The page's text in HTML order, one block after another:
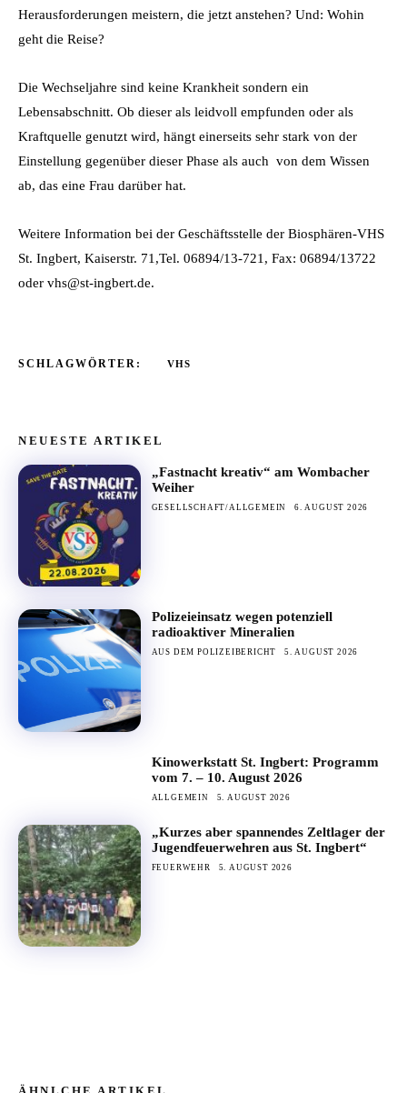
Herausforderungen meistern, die jetzt anstehen? Und: Wohin
geht die Reise?
Die Wechseljahre sind keine Krankheit sondern ein
Lebensabschnitt. Ob dieser als leidvoll empfunden oder als
Kraftquelle genutzt wird, hängt einerseits sehr stark von der
Einstellung gegenüber dieser Phase als auch von dem Wissen
ab, das eine Frau darüber hat.
Weitere Information bei der Geschäftsstelle der Biosphären-VHS
St. Ingbert, Kaiserstr. 71,Tel. 06894/13-721, Fax: 06894/13722
oder vhs@st-ingbert.de.
SCHLAGWÖRTER: VHS
NEUESTE ARTIKEL
„Fastnacht kreativ“ am Wombacher
Weiher
GESELLSCHAFT/ALLGEMEIN 6. AUGUST 2026
Polizeieinsatz wegen potenziell
radioaktiver Mineralien
AUS DEM POLIZEIBERICHT 5. AUGUST 2026
Kinowerkstatt St. Ingbert: Programm
vom 7. – 10. August 2026
ALLGEMEIN 5. AUGUST 2026
„Kurzes aber spannendes Zeltlager der
Jugendfeuerwehren aus St. Ingbert“
FEUERWEHR 5. AUGUST 2026